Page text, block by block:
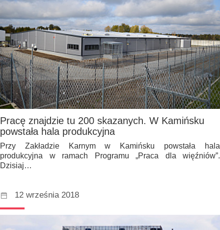
Pracę znajdzie tu 200 skazanych. W Kamińsku
powstała hala produkcyjna
Przy Zakładzie Karnym w Kamińsku powstała hala
produkcyjna w ramach Programu „Praca dla więźniów”.
Dzisiaj…
12 września 2018